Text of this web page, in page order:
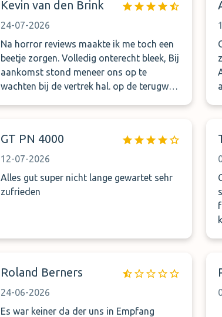
Kevin van den Brink
24-07-2026
Na horror reviews maakte ik me toch een
beetje zorgen. Volledig onterecht bleek, Bij
aankomst stond meneer ons op te
wachten bij de vertrek hal. op de terugweg
gedaan, 10 minuten laten stond meneer er
GT PN 4000
12-07-2026
Alles gut super nicht lange gewartet sehr
zufrieden
Roland Berners
24-06-2026
Es war keiner da der uns in Empfang